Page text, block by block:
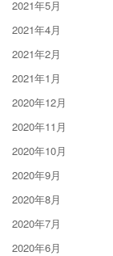
2021年5月
2021年4月
2021年2月
2021年1月
2020年12月
2020年11月
2020年10月
2020年9月
2020年8月
2020年7月
2020年6月